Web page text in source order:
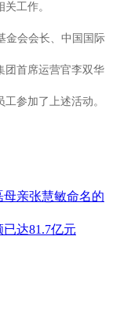
工作。
金会会长、中国国际
团首席运营官李双华
参加了上述活动。
亲张慧敏命名的
达81.7亿元